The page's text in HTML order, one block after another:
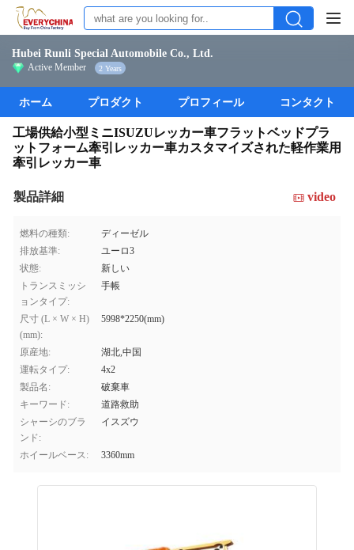
Hubei Runli Special Automobile Co., Ltd.
Active Member 2 Years
ホーム プロダクト プロフィール コンタクト
工場供給小型ミニISUZUレッカー車フラットベッドプラ
ットフォーム牽引レッカー車カスタマイズされた軽作業用
牽引レッカー車
製品詳細 video
燃料の種類:
ディーゼル
排放基準:
ユーロ3
状態:
新しい
トランスミッシ
ョンタイプ:
手帳
尺寸 (L × W × H)
(mm):
5998*2250(mm)
原産地:
湖北,中国
運転タイプ:
4x2
製品名:
破棄車
キーワード:
道路救助
シャーシのブラ
ンド:
イスズウ
ホイールベース: 3360mm